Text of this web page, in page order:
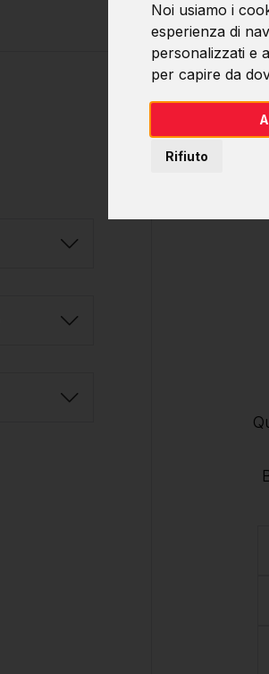
Noi usiamo i
esperienza di
personalizzati e
per capire da
Rifiuto